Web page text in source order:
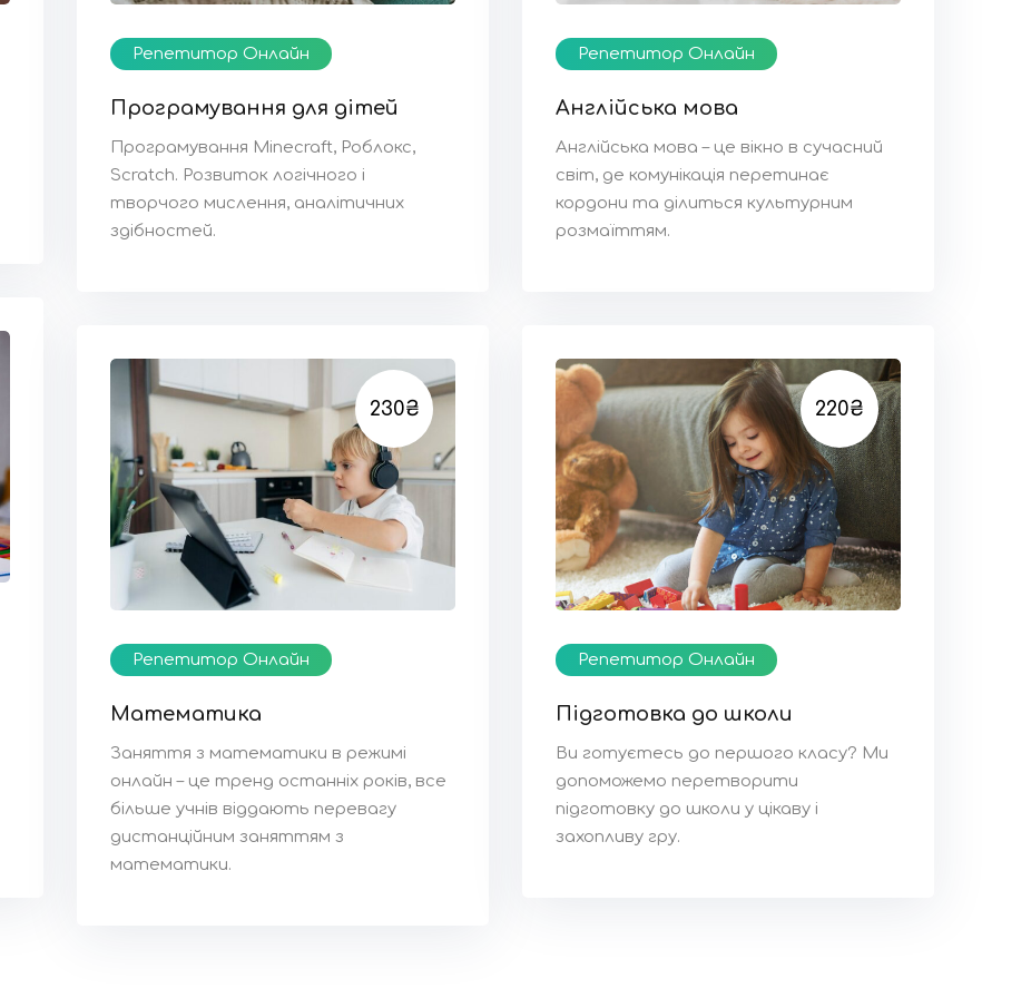
Репетитор Онлайн
Програмування для дітей
Програмування Minecraft, Роблокс,
Scratch. Розвиток логічного і
творчого мислення, аналітичних
здібностей.
Репетитор Онлайн
Англійська мова
Англійська мова – це вікно в сучасний
світ, де комунікація перетинає
кордони та ділиться культурним
розмаїттям.
230₴
Репетитор Онлайн
Математика
Заняття з математики в режимі
онлайн – це тренд останніх років, все
більше учнів віддають перевагу
дистанційним заняттям з
математики.
220₴
Репетитор Онлайн
Підготовка до школи
Ви готуєтесь до першого класу? Ми
допоможемо перетворити
підготовку до школи у цікаву і
захопливу гру.